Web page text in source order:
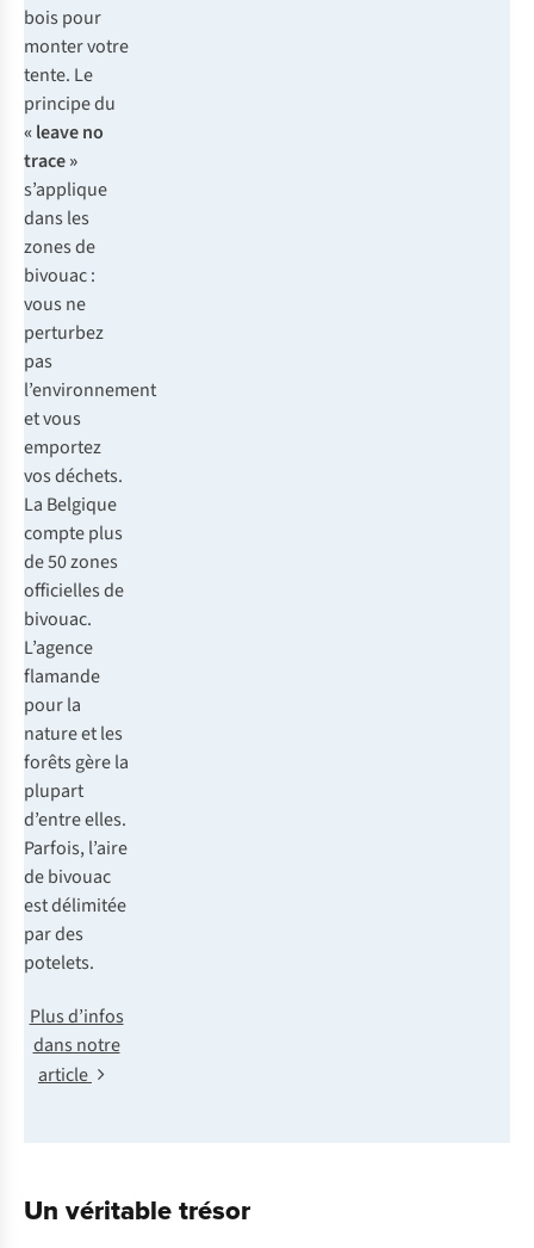
bois pour
monter votre
tente. Le
principe du
« leave no
trace »
s’applique
dans les
zones de
bivouac :
vous ne
perturbez
pas
l’environnement
et vous
emportez
vos déchets.
La Belgique
compte plus
de 50 zones
officielles de
bivouac.
L’agence
flamande
pour la
nature et les
forêts gère la
plupart
d’entre elles.
Parfois, l’aire
de bivouac
est délimitée
par des
potelets.
Plus d’infos
dans notre
article
Un véritable trésor